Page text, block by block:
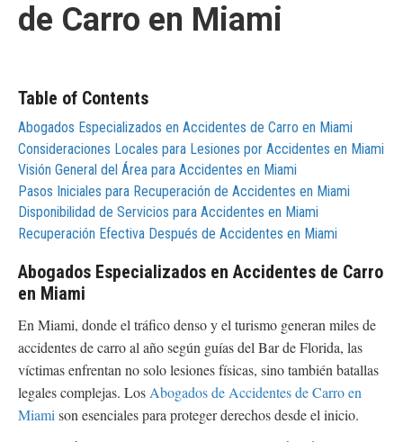
de Carro en Miami
Table of Contents
Abogados Especializados en Accidentes de Carro en Miami
Consideraciones Locales para Lesiones por Accidentes en Miami
Visión General del Área para Accidentes en Miami
Pasos Iniciales para Recuperación de Accidentes en Miami
Disponibilidad de Servicios para Accidentes en Miami
Recuperación Efectiva Después de Accidentes en Miami
Abogados Especializados en Accidentes de Carro
en Miami
En Miami, donde el tráfico denso y el turismo generan miles de
accidentes de carro al año según guías del Bar de Florida, las
víctimas enfrentan no solo lesiones físicas, sino también batallas
legales complejas. Los Abogados de Accidentes de Carro en
Miami son esenciales para proteger derechos desde el inicio.